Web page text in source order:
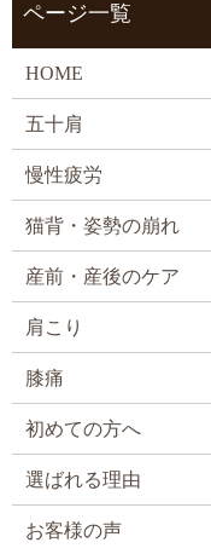
ページ一覧
HOME
五十肩
慢性疲労
猫背・姿勢の崩れ
産前・産後のケア
肩こり
膝痛
初めての方へ
選ばれる理由
お客様の声